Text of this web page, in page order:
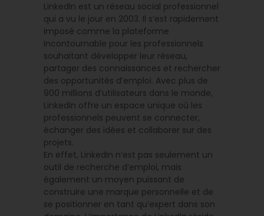
LinkedIn est un réseau social professionnel
qui a vu le jour en 2003. Il s’est rapidement
imposé comme la plateforme
incontournable pour les professionnels
souhaitant développer leur réseau,
partager des connaissances et rechercher
des opportunités d’emploi. Avec plus de
900 millions d’utilisateurs dans le monde,
LinkedIn offre un espace unique où les
professionnels peuvent se connecter,
échanger des idées et collaborer sur des
projets.
En effet, LinkedIn n’est pas seulement un
outil de recherche d’emploi, mais
également un moyen puissant de
construire une marque personnelle et de
se positionner en tant qu’expert dans son